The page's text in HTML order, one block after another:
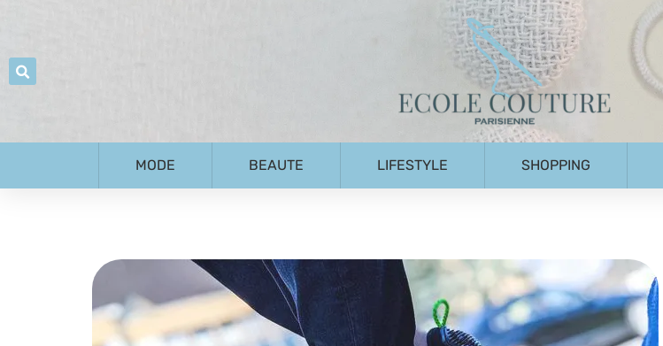
MODE BEAUTE LIFESTYLE SHOPPING